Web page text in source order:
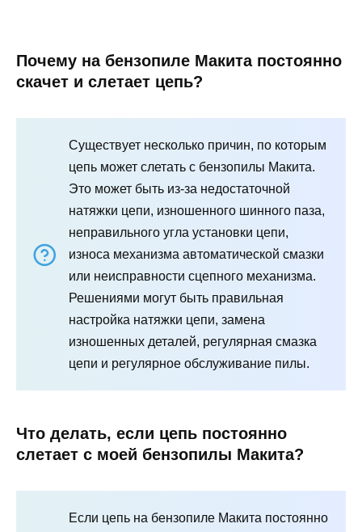
Почему на бензопиле Макита постоянно
скачет и слетает цепь?
Существует несколько причин, по которым
цепь может слетать с бензопилы Макита.
Это может быть из-за недостаточной
натяжки цепи, изношенного шинного паза,
неправильного угла установки цепи,
износа механизма автоматической смазки
или неисправности сцепного механизма.
Решениями могут быть правильная
настройка натяжки цепи, замена
изношенных деталей, регулярная смазка
цепи и регулярное обслуживание пилы.
Что делать, если цепь постоянно
слетает с моей бензопилы Макита?
Если цепь на бензопиле Макита постоянно